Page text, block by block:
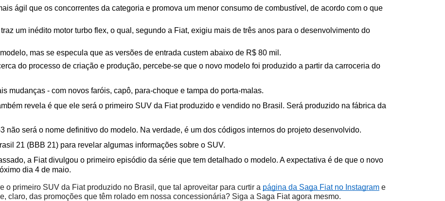
ágil que os concorrentes da categoria e promova um menor consumo de combustível, de acordo com o que
um inédito motor turbo flex, o qual, segundo a Fiat, exigiu mais de três anos para o desenvolvimento do
mas se especula que as versões de entrada custem abaixo de R$ 80 mil.
do processo de criação e produção, percebe-se que o novo modelo foi produzido a partir da carroceria do
mudanças - com novos faróis, capô, para-choque e tampa do porta-malas.
revela é que ele será o primeiro SUV da Fiat produzido e vendido no Brasil. Será produzido na fábrica da
não será o nome definitivo do modelo. Na verdade, é um dos códigos internos do projeto desenvolvido.
21 (BBB 21) para revelar algumas informações sobre o SUV.
a Fiat divulgou o primeiro episódio da série que tem detalhado o modelo. A expectativa é de que o novo
dia 4 de maio.
o primeiro SUV da Fiat produzido no Brasil, que tal aproveitar para curtir a página da Saga Fiat no Instagram e
claro, das promoções que têm rolado em nossa concessionária? Siga a Saga Fiat agora mesmo.